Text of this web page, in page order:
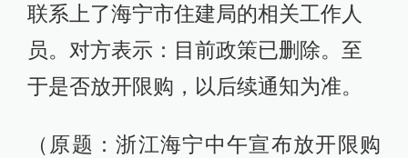
联系上了海宁市住建局的相关工作人
员。对方表示：目前政策已删除。至
于是否放开限购，以后续通知为准。
（原题：浙江海宁中午宣布放开限购